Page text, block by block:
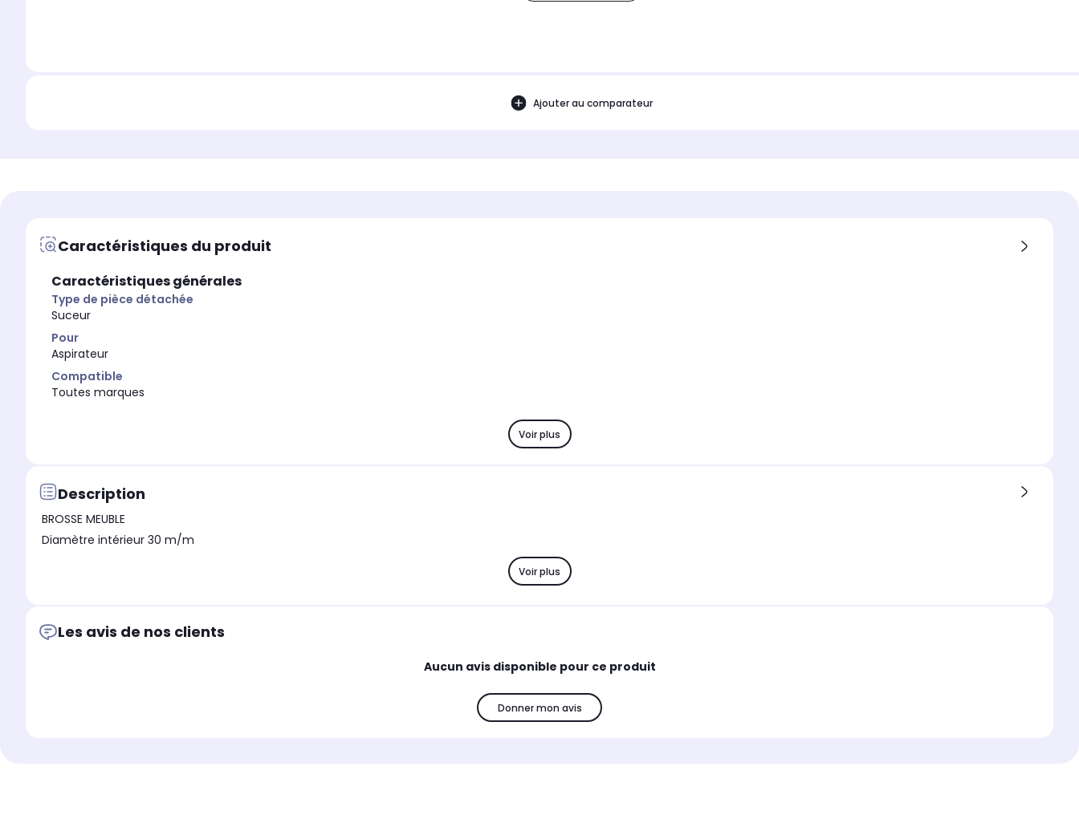
Ajouter au comparateur
Caractéristiques du produit
Caractéristiques générales
Type de pièce détachée
Suceur
Pour
Aspirateur
Compatible
Toutes marques
Voir plus
Description
BROSSE MEUBLE
Diamètre intérieur 30 m/m
Voir plus
Les avis de nos clients
Aucun avis disponible pour ce produit
Donner mon avis